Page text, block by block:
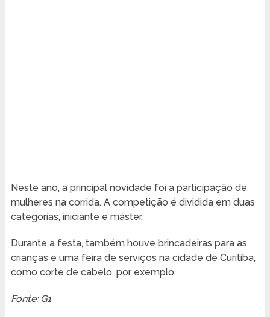
Neste ano, a principal novidade foi a participação de
mulheres na corrida. A competição é dividida em duas
categorias, iniciante e máster.
Durante a festa, também houve brincadeiras para as
crianças e uma feira de serviços na cidade de Curitiba,
como corte de cabelo, por exemplo.
Fonte: G1